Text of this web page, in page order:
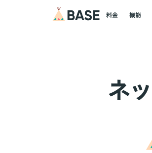
料金 機能
ネッ